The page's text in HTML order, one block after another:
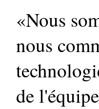
«Nous
nous
de